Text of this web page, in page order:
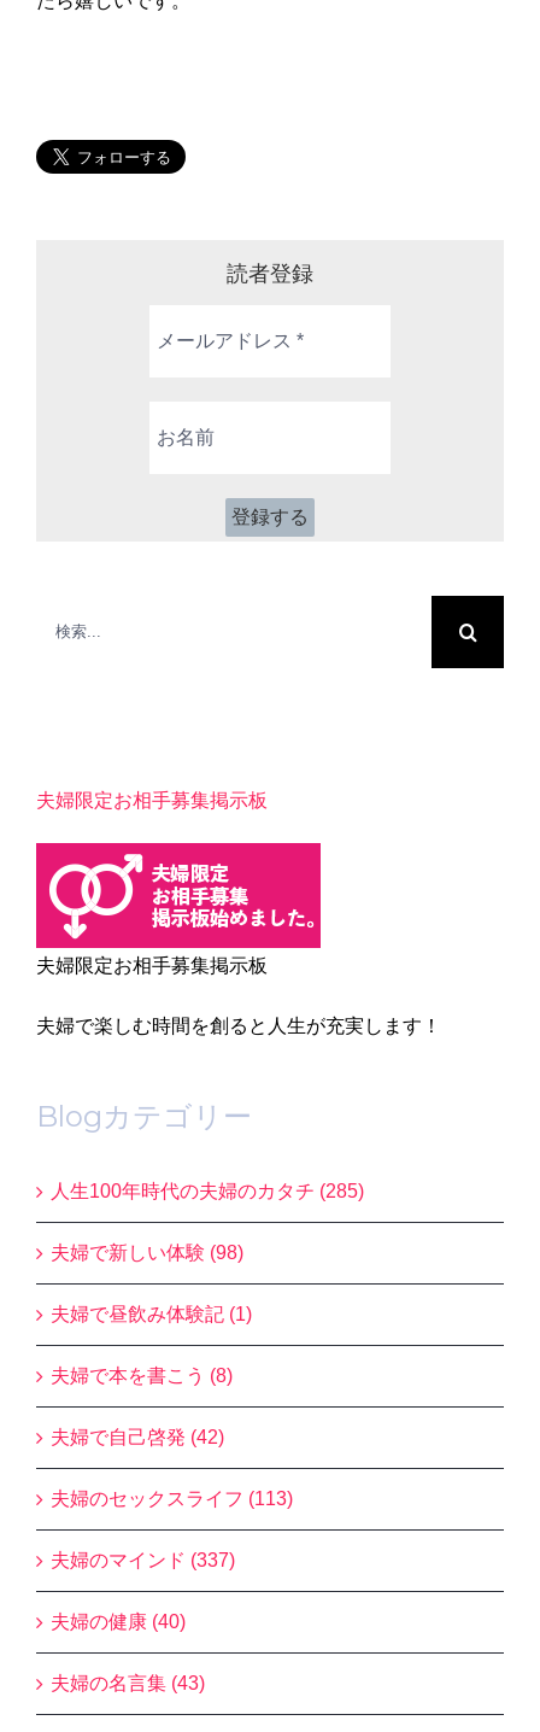
読者登録
ー
*
夫婦限定お相手募集掲示板
夫婦限定お相手募集掲示板
夫婦で楽しむ時間を創ると人生が充実します！
Blogカテゴリー
人生100年時代の夫婦のカタチ (285)
夫婦で新しい体験 (98)
夫婦で昼飲み体験記 (1)
夫婦で本を書こう (8)
夫婦で自己啓発 (42)
夫婦のセックスライフ (113)
夫婦のマインド (337)
夫婦の健康 (40)
夫婦の名言集 (43)